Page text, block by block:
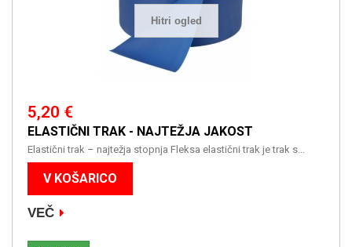
Hitri ogled
5,20 €
ELASTIČNI TRAK - NAJTEŽJA JAKOST
Elastični trak – najtežja stopnja Fleksa elastični trak je trak s...
V KOŠARICO
VEČ